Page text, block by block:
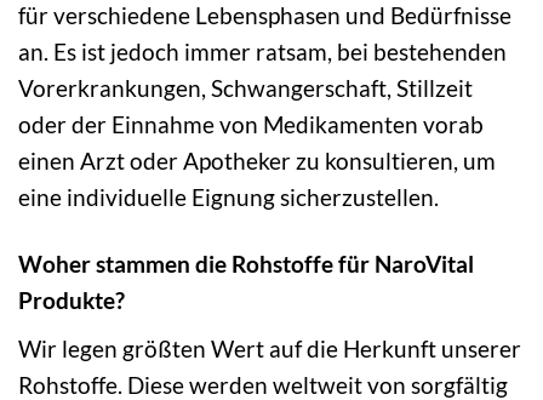
für verschiedene Lebensphasen und Bedürfnisse
an. Es ist jedoch immer ratsam, bei bestehenden
Vorerkrankungen, Schwangerschaft, Stillzeit
oder der Einnahme von Medikamenten vorab
einen Arzt oder Apotheker zu konsultieren, um
eine individuelle Eignung sicherzustellen.
Woher stammen die Rohstoffe für NaroVital
Produkte?
Wir legen größten Wert auf die Herkunft unserer
Rohstoffe. Diese werden weltweit von sorgfältig